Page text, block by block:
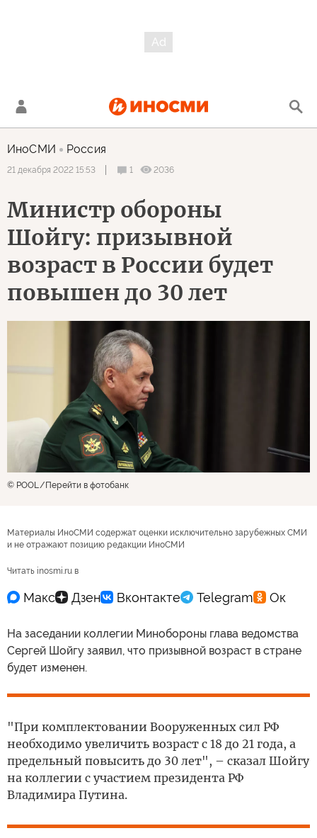
ИноСМИ Россия
21 декабря 2022 15:53 1 2036
Министр обороны
Шойгу: призывной
возраст в России будет
повышен до 30 лет
© POOL Перейти в фотобанк
Материалы ИноСМИ содержат оценки исключительно зарубежных СМИ
и не отражают позицию редакции ИноСМИ
Читать inosmi.ru в
На заседании коллегии Минобороны глава ведомства
Сергей Шойгу заявил, что призывной возраст в стране
будет изменен.
"При комплектовании Вооруженных сил РФ
необходимо увеличить возраст с 18 до 21 года, а
предельный повысить до 30 лет", – сказал Шойгу
на коллегии с участием президента РФ
Владимира Путина.